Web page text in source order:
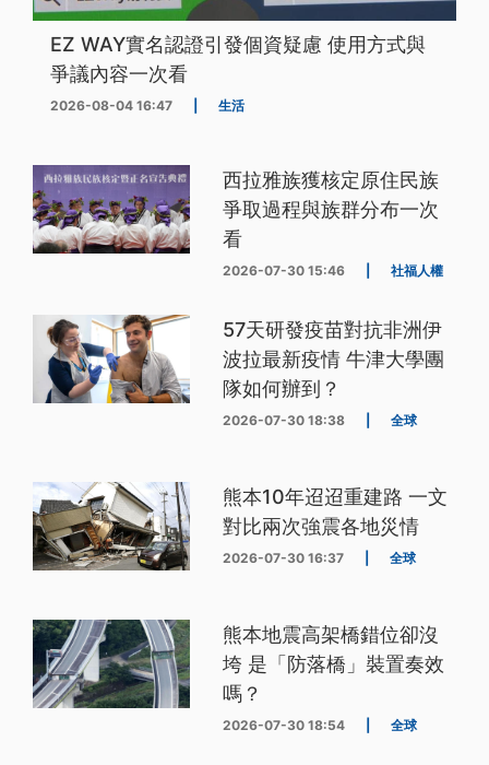
EZ WAY實名認證引發個資疑慮 使用方式與
爭議內容一次看
2026-08-04 16:47 生活
西拉雅族獲核定原住民族
爭取過程與族群分布一次
看
2026-07-30 15:46 社福人權
57天研發疫苗對抗非洲伊
波拉最新疫情 牛津大學團
隊如何辦到？
2026-07-30 18:38 全球
熊本10年迢迢重建路 一文
對比兩次強震各地災情
2026-07-30 16:37 全球
熊本地震高架橋錯位卻沒
垮 是「防落橋」裝置奏效
嗎？
2026-07-30 18:54 全球